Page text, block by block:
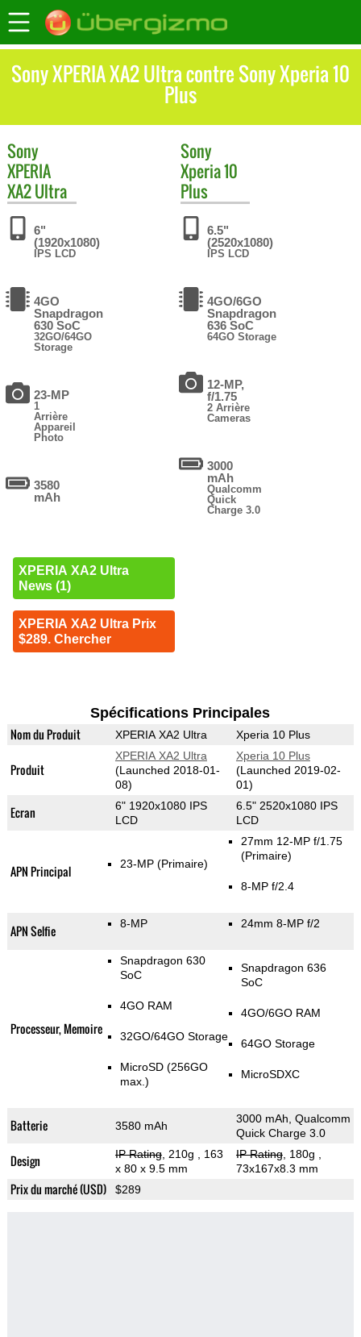
Sony XPERIA XA2 Ultra contre Sony Xperia 10
Plus
Sony
XPERIA
XA2 Ultra
6"
(1920x1080)
IPS LCD
4GO
Snapdragon
630 SoC
32GO/64GO
Storage
23-MP
1
Arrière
Appareil
Photo
3580
mAh
XPERIA XA2 Ultra
News (1)
XPERIA XA2 Ultra Prix
$289. Chercher
Sony
Xperia 10
Plus
6.5"
(2520x1080)
IPS LCD
4GO/6GO
Snapdragon
636 SoC
64GO Storage
12-MP,
f/1.75
2 Arrière
Cameras
3000
mAh
Qualcomm
Quick
Charge 3.0
Spécifications Principales
Nom du Produit XPERIA XA2 Ultra Xperia 10 Plus
Produit
XPERIA XA2 Ultra
(Launched 2018-01-
08)
Xperia 10 Plus
(Launched 2019-02-
01)
Ecran
6" 1920x1080 IPS
LCD
6.5" 2520x1080 IPS
LCD
APN Principal 23-MP (Primaire)
27mm 12-MP f/1.75
(Primaire)
8-MP f/2.4
APN Selfie 8-MP 24mm 8-MP f/2
Processeur, Memoire
Snapdragon 630
SoC
4GO RAM
32GO/64GO Storage
MicroSD (256GO
max.)
Snapdragon 636
SoC
4GO/6GO RAM
64GO Storage
MicroSDXC
Batterie 3580 mAh
3000 mAh, Qualcomm
Quick Charge 3.0
Design IP Rating, 210g
, 163
x 80 x 9.5 mm
IP Rating, 180g
73x167x8.3 mm
Prix du marché (USD) $289